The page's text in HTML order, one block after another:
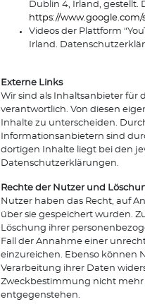
Dublin 4, Irland, gestellt.
https://www.google.com/
Videos der Plattform
Irland.
Externe Links
Wir sind als Inhaltsanbieter für
verantwortlich. Von diesen
Inhalte zu unterscheiden.
Informationsanbietern sind
dortigen Inhalte liegt bei den
Datenschutzerklärungen.
Rechte der Nutzer und
Nutzer haben das Recht, auf
über sie gespeichert wurden.
Löschung ihrer
Fall der Annahme einer
einzureichen. Ebenso können
Verarbeitung ihrer Daten
Zweckbestimmung nicht mehr
entgegenstehen.